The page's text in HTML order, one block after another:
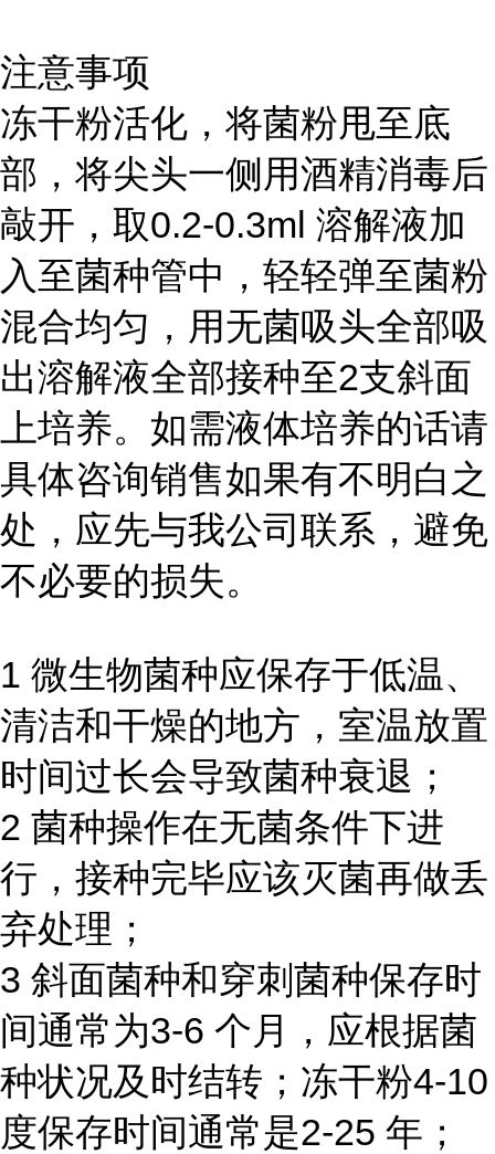
注意事项
冻干粉活化，将菌粉甩至底
部，将尖头一侧用酒精消毒后
敲开，取0.2-0.3ml 溶解液加
入至菌种管中，轻轻弹至菌粉
混合均匀，用无菌吸头全部吸
出溶解液全部接种至2支斜面
上培养。如需液体培养的话请
具体咨询销售如果有不明白之
处，应先与我公司联系，避免
不必要的损失。
1 微生物菌种应保存于低温、
清洁和干燥的地方，室温放置
时间过长会导致菌种衰退；
2 菌种操作在无菌条件下进
行，接种完毕应该灭菌再做丢
弃处理；
3 斜面菌种和穿刺菌种保存时
间通常为3-6 个月，应根据菌
种状况及时结转；冻干粉4-10
度保存时间通常是2-25 年；